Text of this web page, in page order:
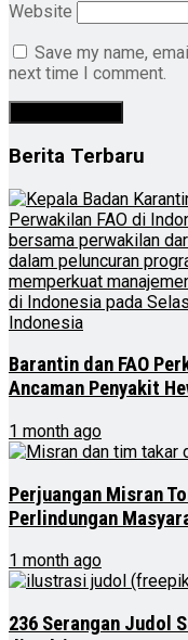
Website
Save my name,
next time I comment.
Berita Terbaru
Barantin dan FAO
Ancaman Penyakit
1 month ago
Perjuangan Misran
Perlindungan
1 month ago
236 Serangan Judol